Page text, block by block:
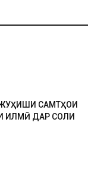
САМТҲОИ
ИЛМӢ ДАР СОЛИ